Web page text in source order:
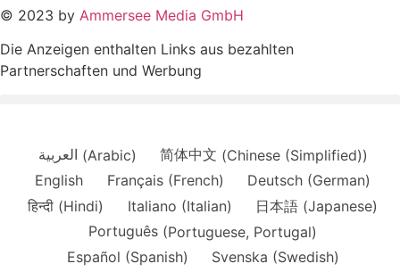
© 2023 by Ammersee Media GmbH
Die Anzeigen enthalten Links aus bezahlten
Partnerschaften und Werbung
العربية (Arabic) 简体中文 (Chinese (Simplified))
English
Français(French) Deutsch (German)
हिन्दी (Hindi) Italiano (Italian) 日本語 (Japanese)
Português (Portuguese, Portugal)
Español (Spanish) Svenska (Swedish)